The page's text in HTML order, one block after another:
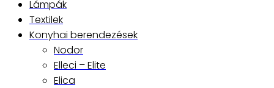
Lámpák
Textilek
Konyhai berendezések
Nodor
Elleci – Elite
Elica